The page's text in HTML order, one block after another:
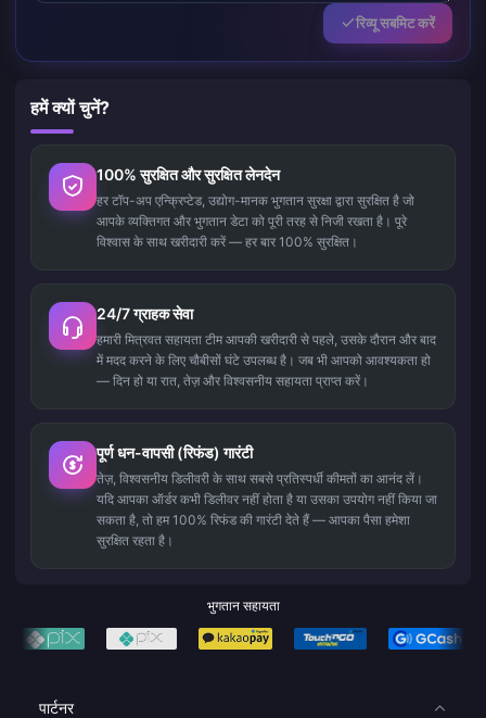
रिव्यू सबमिट करें
हमें क्यों चुनें?
100% सुरक्षित और सुरक्षित लेनदेन
हर टॉप-अप एन्क्रिप्टेड, उद्योग-मानक भुगतान सुरक्षा द्वारा सुरक्षित है जो
आपके व्यक्तिगत और भुगतान डेटा को पूरी तरह से निजी रखता है। पूरे
विश्वास के साथ खरीदारी करें — हर बार 100% सुरक्षित।
24/7 ग्राहक सेवा
हमारी मित्रवत सहायता टीम आपकी खरीदारी से पहले, उसके दौरान और बाद
में मदद करने के लिए चौबीसों घंटे उपलब्ध है। जब भी आपको आवश्यकता हो
— दिन हो या रात, तेज़ और विश्वसनीय सहायता प्राप्त करें।
पूर्ण धन-वापसी (रिफंड) गारंटी
तेज़, विश्वसनीय डिलीवरी के साथ सबसे प्रतिस्पर्धी कीमतों का आनंद लें।
यदि आपका ऑर्डर कभी डिलीवर नहीं होता है या उसका उपयोग नहीं किया जा
सकता है, तो हम 100% रिफंड की गारंटी देते हैं — आपका पैसा हमेशा
सुरक्षित रहता है।
भुगतान सहायता
पार्टनर